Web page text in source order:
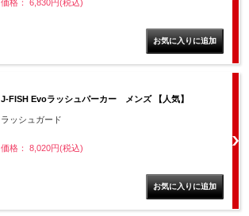
価格： 6,830円(税込)
J-FISH Evoラッシュパーカー メンズ 【人気】
ラッシュガード
価格： 8,020円(税込)